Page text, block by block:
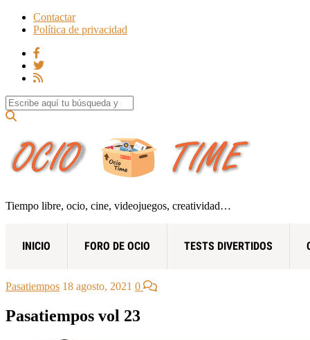
Contactar
Política de privacidad
Search for:
Tiempo libre, ocio, cine, videojuegos, creatividad…
INICIO FORO DE OCIO TESTS DIVERTIDOS
Pasatiempos 18 agosto, 2021 0
Pasatiempos vol 23